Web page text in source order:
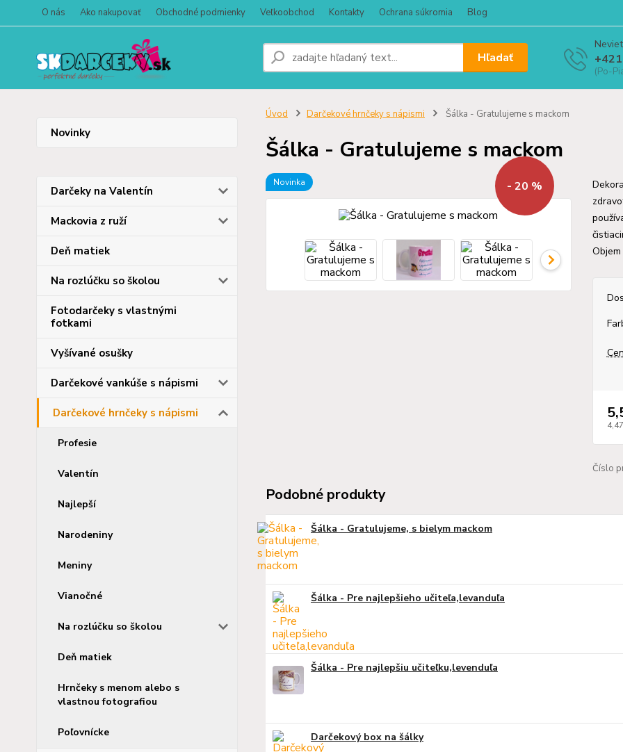
O nás Ako nakupovať Obchodné podmienky Veľkoobchod Kontakty Ochrana súkromia Blog
Hľadať
(Po-
Novinky
Darčeky na Valentín
Mackovia z ruží
Deň matiek
Na rozlúčku so školou
Fotodarčeky s vlastnými
fotkami
Vyšívané osušky
Darčekové vankúše s nápismi
Darčekové hrnčeky s nápismi
Profesie
Valentín
Najlepší
Narodeniny
Meniny
Vianočné
Na rozlúčku so školou
Deň matiek
Hrnčeky s menom alebo s
vlastnou fotografiou
Poľovnícke
Úvod Darčekové hrnčeky s nápismi Šálka - Gratulujeme s mackom
Šálka - Gratulujeme s mackom
Novinka - 20 %
Číslo
Podobné produkty
Šálka - Gratulujeme, s bielym mackom
Šálka - Pre najlepšieho učiteľa,levanduľa
Šálka - Pre najlepšiu učiteľku,levenduľa
Darčekový box na šálky